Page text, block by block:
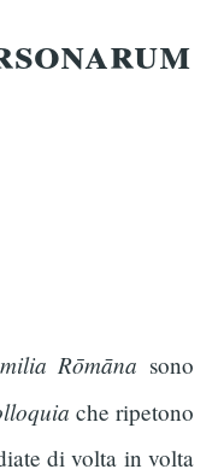
Rōmāna sono
che ripetono
di volta in volta